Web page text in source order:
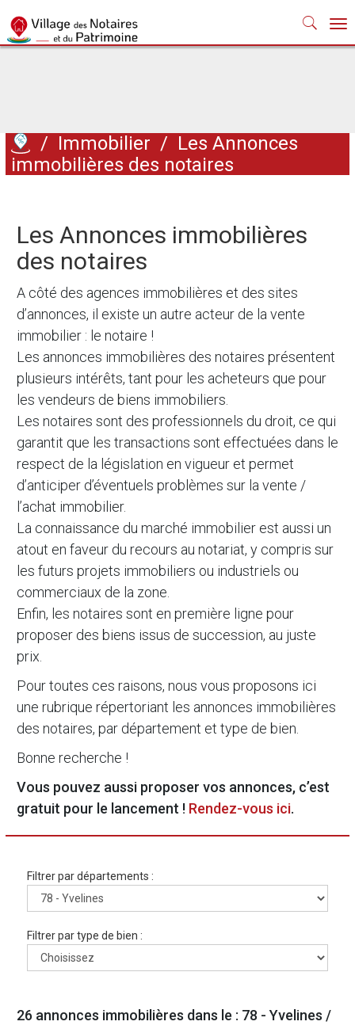
/ Immobilier / Les Annonces
immobilières des notaires
Les Annonces immobilières
des notaires
A côté des agences immobilières et des sites
d’annonces, il existe un autre acteur de la vente
immobilier : le notaire !
Les annonces immobilières des notaires présentent
plusieurs intérêts, tant pour les acheteurs que pour
les vendeurs de biens immobiliers.
Les notaires sont des professionnels du droit, ce qui
garantit que les transactions sont effectuées dans le
respect de la législation en vigueur et permet
d’anticiper d’éventuels problèmes sur la vente /
l’achat immobilier.
La connaissance du marché immobilier est aussi un
atout en faveur du recours au notariat, y compris sur
les futurs projets immobiliers ou industriels ou
commerciaux de la zone.
Enfin, les notaires sont en première ligne pour
proposer des biens issus de succession, au juste
prix.
Pour toutes ces raisons, nous vous proposons ici
une rubrique répertoriant les annonces immobilières
des notaires, par département et type de bien.
Bonne recherche !
Vous pouvez aussi proposer vos annonces, c’est
gratuit pour le lancement ! Rendez-vous ici.
Filtrer par départements :
Filtrer par type de bien :
26 annonces immobilières dans le : 78 - Yvelines /